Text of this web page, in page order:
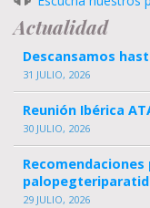
Actualidad
Descansamos
31 JULIO, 2026
Reunión Ibérica
30 JULIO, 2026
29 JULIO, 2026